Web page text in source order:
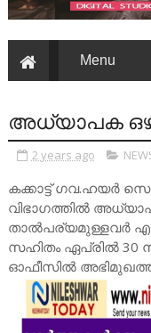
അധ്യാപക
2 years ago
കക്കാട്ട് ഗവ.ഹയർ
വിഭാഗത്തിൽ
താൽപര്യമുള്ളവർ
സഹിതം ഏപ്രിൽ 30
ഓഫീസിൽ